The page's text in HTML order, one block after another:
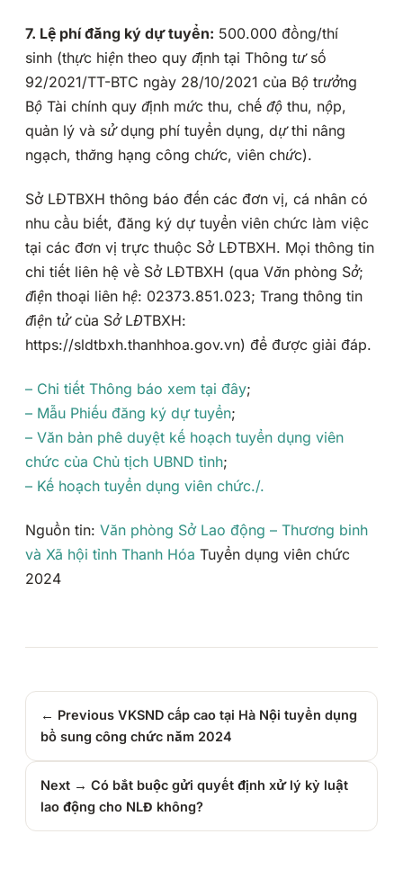
7. Lệ phí đăng ký dự tuyển: 500.000 đồng/thí
sinh (thực hiện theo quy định tại Thông tư số
92/2021/TT-BTC ngày 28/10/2021 của Bộ trưởng
Bộ Tài chính quy định mức thu, chế độ thu, nộp,
quản lý và sử dụng phí tuyển dụng, dự thi nâng
ngạch, thăng hạng công chức, viên chức).
Sở LĐTBXH thông báo đến các đơn vị, cá nhân có
nhu cầu biết, đăng ký dự tuyển viên chức làm việc
tại các đơn vị trực thuộc Sở LĐTBXH. Mọi thông tin
chi tiết liên hệ về Sở LĐTBXH (qua Văn phòng Sở;
điện thoại liên hệ: 02373.851.023; Trang thông tin
điện tử của Sở LĐTBXH:
https://sldtbxh.thanhhoa.gov.vn) để được giải đáp.
– Chi tiết Thông báo xem tại đây;
– Mẫu Phiếu đăng ký dự tuyển;
– Văn bản phê duyệt kế hoạch tuyển dụng viên
chức của Chủ tịch UBND tỉnh;
– Kế hoạch tuyển dụng viên chức./.
Nguồn tin: Văn phòng Sở Lao động – Thương binh
và Xã hội tỉnh Thanh Hóa Tuyển dụng viên chức
2024
← Previous VKSND cấp cao tại Hà Nội tuyển dụng
bổ sung công chức năm 2024
Next → Có bắt buộc gửi quyết định xử lý kỷ luật
lao động cho NLĐ không?